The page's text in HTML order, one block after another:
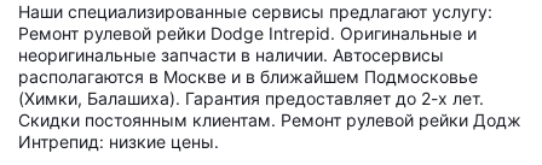
Наши специализированные сервисы предлагают услугу:
Ремонт рулевой рейки Dodge Intrepid. Оригинальные и
неоригинальные запчасти в наличии. Автосервисы
располагаются в Москве и в ближайшем Подмосковье
(Химки, Балашиха). Гарантия предоставляет до 2-х лет.
Скидки постоянным клиентам. Ремонт рулевой рейки Додж
Интрепид: низкие цены.